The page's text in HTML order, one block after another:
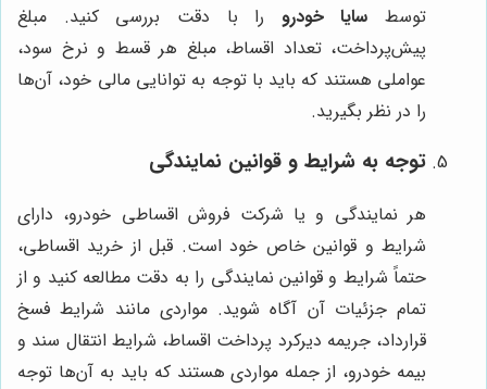
توسط سایا خودرو را با دقت بررسی کنید. مبلغ
پیش‌پرداخت، تعداد اقساط، مبلغ هر قسط و نرخ سود،
عواملی هستند که باید با توجه به توانایی مالی خود، آن‌ها
را در نظر بگیرید.
توجه به شرایط و قوانین نمایندگی
هر نمایندگی و یا شرکت فروش اقساطی خودرو، دارای
شرایط و قوانین خاص خود است. قبل از خرید اقساطی،
حتماً شرایط و قوانین نمایندگی را به دقت مطالعه کنید و از
تمام جزئیات آن آگاه شوید. مواردی مانند شرایط فسخ
قرارداد، جریمه دیرکرد پرداخت اقساط، شرایط انتقال سند و
بیمه خودرو، از جمله مواردی هستند که باید به آن‌ها توجه